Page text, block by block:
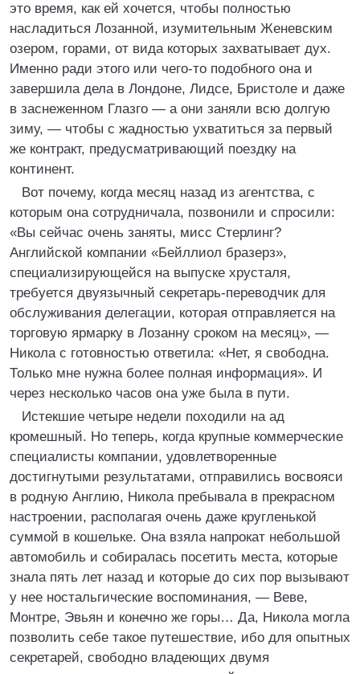
это время, как ей хочется, чтобы полностью
насладиться Лозанной, изумительным Женевским
озером, горами, от вида которых захватывает дух.
Именно ради этого или чего-то подобного она и
завершила дела в Лондоне, Лидсе, Бристоле и даже
в заснеженном Глазго — а они заняли всю долгую
зиму, — чтобы с жадностью ухватиться за первый
же контракт, предусматривающий поездку на
континент.
Вот почему, когда месяц назад из агентства, с
которым она сотрудничала, позвонили и спросили:
«Вы сейчас очень заняты, мисс Стерлинг?
Английской компании «Бейллиол бразерз»,
специализирующейся на выпуске хрусталя,
требуется двуязычный секретарь-переводчик для
обслуживания делегации, которая отправляется на
торговую ярмарку в Лозанну сроком на месяц», —
Никола с готовностью ответила: «Нет, я свободна.
Только мне нужна более полная информация». И
через несколько часов она уже была в пути.
Истекшие четыре недели походили на ад
кромешный. Но теперь, когда крупные коммерческие
специалисты компании, удовлетворенные
достигнутыми результатами, отправились восвояси
в родную Англию, Никола пребывала в прекрасном
настроении, располагая очень даже кругленькой
суммой в кошельке. Она взяла напрокат небольшой
автомобиль и собиралась посетить места, которые
знала пять лет назад и которые до сих пор вызывают
у нее ностальгические воспоминания, — Веве,
Монтре, Эвьян и конечно же горы… Да, Никола могла
позволить себе такое путешествие, ибо для опытных
секретарей, свободно владеющих двумя